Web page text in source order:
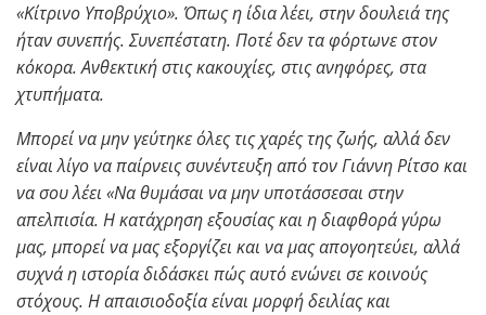
«Κίτρινο Υποβρύχιο». Όπως η ίδια λέει, στην δουλειά της
ήταν συνεπής. Συνεπέστατη. Ποτέ δεν τα φόρτωνε στον
κόκορα. Ανθεκτική στις κακουχίες, στις ανηφόρες, στα
χτυπήματα.
Μπορεί να μην γεύτηκε όλες τις χαρές της ζωής, αλλά δεν
είναι λίγο να παίρνεις συνέντευξη από τον Γιάννη Ρίτσο και
να σου λέει «Να θυμάσαι να μην υποτάσσεσαι στην
απελπισία. Η κατάχρηση εξουσίας και η διαφθορά γύρω
μας, μπορεί να μας εξοργίζει και να μας απογοητεύει, αλλά
συχνά η ιστορία διδάσκει πώς αυτό ενώνει σε κοινούς
στόχους. Η απαισιοδοξία είναι μορφή δειλίας και